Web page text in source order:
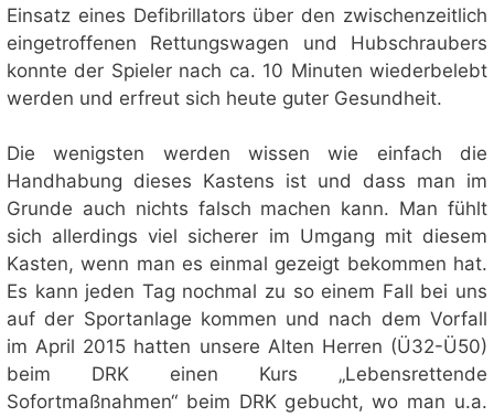
Einsatz eines Defibrillators über den zwischenzeitlich
eingetroffenen Rettungswagen und Hubschraubers
konnte der Spieler nach ca. 10 Minuten wiederbelebt
werden und erfreut sich heute guter Gesundheit.
Die wenigsten werden wissen wie einfach die
Handhabung dieses Kastens ist und dass man im
Grunde auch nichts falsch machen kann. Man fühlt
sich allerdings viel sicherer im Umgang mit diesem
Kasten, wenn man es einmal gezeigt bekommen hat.
Es kann jeden Tag nochmal zu so einem Fall bei uns
auf der Sportanlage kommen und nach dem Vorfall
im April 2015 hatten unsere Alten Herren (Ü32-Ü50)
beim DRK einen Kurs „Lebensrettende
Sofortmaßnahmen“ beim DRK gebucht, wo man u.a.